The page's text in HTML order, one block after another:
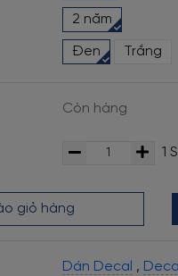
2 năm
Đen Trắng
Còn hàng
1
giỏ hàng
Dán Decal ,